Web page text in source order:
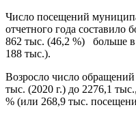
Число посещений
отчетного года составило
862 тыс. (46,2 %) больше
188 тыс.).
Возросло число обращений
тыс. (2020 г.) до 2276,1
% (или 268,9 тыс.